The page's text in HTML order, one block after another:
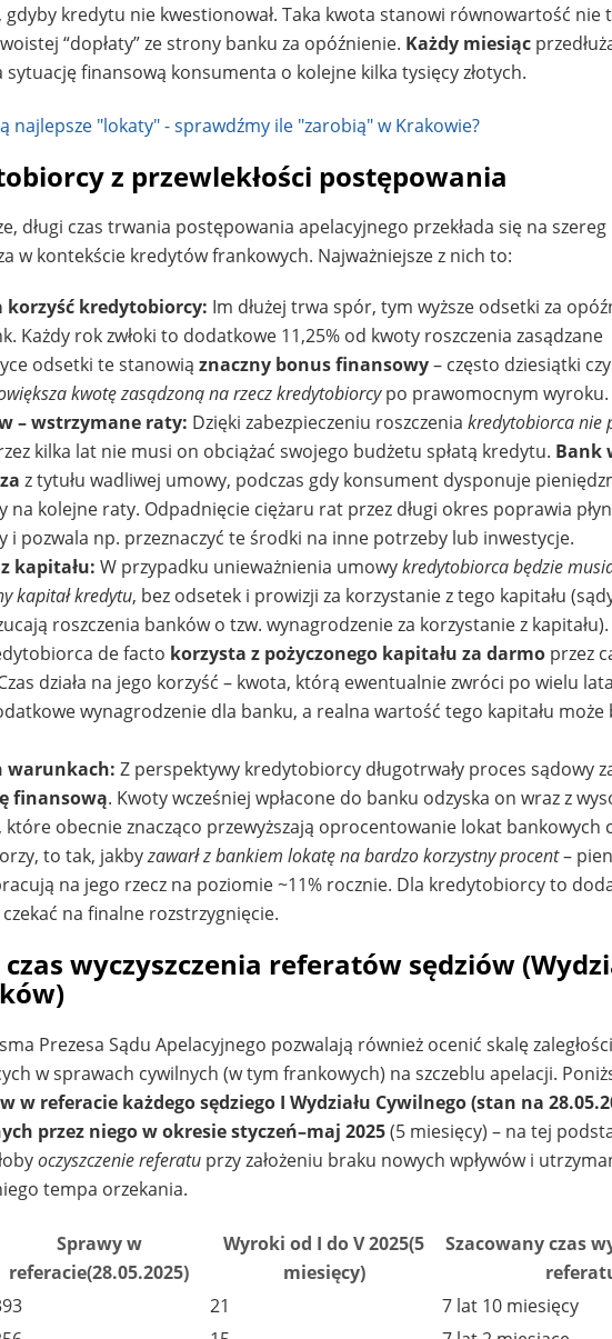
kredytu nie kwestionował. Taka kwota stanowi równowartość nie
“dopłaty” ze strony banku za opóźnienie. Każdy miesiąc
finansową konsumenta o kolejne kilka tysięcy złotych.
z przewlekłości postępowania
długi czas trwania postępowania apelacyjnego przekłada się na
w kontekście kredytów frankowych. Najważniejsze z nich to:
kredytobiorcy: Im dłużej trwa spór, tym wyższe odsetki za
Każdy rok zwłoki to dodatkowe 11,25% od kwoty roszczenia zasądzane
odsetki te stanowią znaczny bonus finansowy– często dziesiątki
kwotę zasądzoną na rzecz kredytobiorcypo prawomocnym wyroku.
– wstrzymane raty: Dzięki zabezpieczeniu roszczenia kredytobiorca nie
kilka lat nie musi on obciążać swojego budżetu spłatą kredytu. Bank
z tytułu wadliwej umowy, podczas gdy konsument dysponuje
na kolejne raty. Odpadnięcie ciężaru rat przez długi okres poprawia
pozwala np. przeznaczyć te środki na inne potrzeby lub inwestycje.
kapitału: W przypadku unieważnienia umowykredytobiorca będzie
kapitał kredytu, bez odsetek i prowizji za korzystanie z tego kapitału
roszczenia banków o tzw. wynagrodzenie za korzystanie z
de facto korzysta z pożyczonego kapitału za darmo przez
działa na jego korzyść – kwota, którą ewentualnie zwróci po wielu
wynagrodzenie dla banku, a realna wartość tego kapitału może
warunkach: Z perspektywy kredytobiorcy długotrwały proces sądowy
finansową. Kwoty wcześniej wpłacone do banku odzyska on wraz z
obecnie znacząco przewyższają oprocentowanie lokat bankowych
to tak, jakbyzawarł z bankiem lokatę na bardzo korzystny procent–
na jego rzecz na poziomie ~11% rocznie. Dla kredytobiorcy to
na finalne rozstrzygnięcie.
wyczyszczenia referatów sędziów
Prezesa Sądu Apelacyjnego pozwalają również ocenić skalę
w sprawach cywilnych (w tym frankowych) na szczeblu apelacji.
w referacie każdego sędziego I Wydziału Cywilnego (stan na
przez niego w okresie styczeń–maj 2025(5 miesięcy) – na tej
oczyszczenie referatu przy założeniu braku nowych wpływów i
tempa orzekania.
Sprawy w
referacie(28.05.2025)
Wyroki od I do V 2025(5
miesięcy)
Szacowany czas
21
7 lat 10 miesięcy